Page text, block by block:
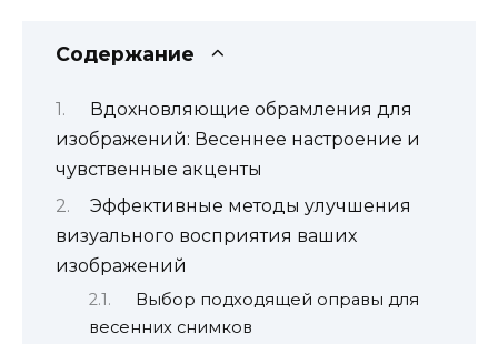
Содержание
Вдохновляющие обрамления для
изображений: Весеннее настроение и
чувственные акценты
Эффективные методы улучшения
визуального восприятия ваших
изображений
Выбор подходящей оправы для
весенних снимков